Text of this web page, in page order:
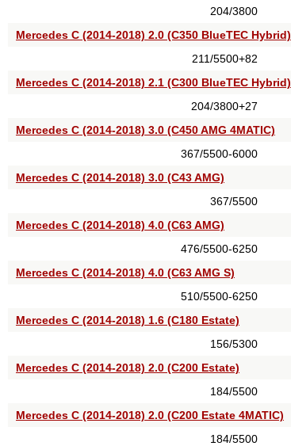
204/3800
Mercedes C (2014-2018) 2.0 (C350 BlueTEC Hybrid)
211/5500+82
Mercedes C (2014-2018) 2.1 (C300 BlueTEC Hybrid)
204/3800+27
Mercedes C (2014-2018) 3.0 (C450 AMG 4MATIC)
367/5500-6000
Mercedes C (2014-2018) 3.0 (C43 AMG)
367/5500
Mercedes C (2014-2018) 4.0 (C63 AMG)
476/5500-6250
Mercedes C (2014-2018) 4.0 (C63 AMG S)
510/5500-6250
Mercedes C (2014-2018) 1.6 (C180 Estate)
156/5300
Mercedes C (2014-2018) 2.0 (C200 Estate)
184/5500
Mercedes C (2014-2018) 2.0 (C200 Estate 4MATIC)
184/5500